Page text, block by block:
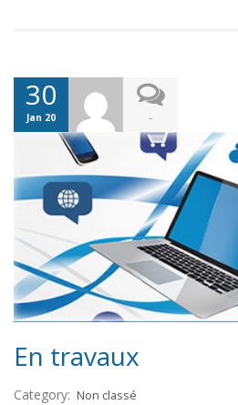
30
Jan 20 -
En travaux
Category: Non classé